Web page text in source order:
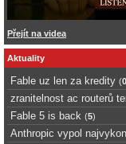
Přejít na videa
Aktuality
Fable uz len za kredity (0
zranitelnost ac routerů
Fable 5 is back (5)
Anthropic vypol